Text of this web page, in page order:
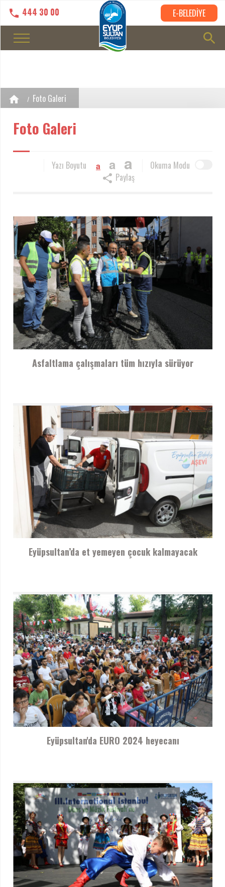
444 30 00 E-BELEDİYE
Foto Galeri
Foto Galeri
Okuma Modu
Yazı Boyutu a a a
Paylaş
Asfaltlama çalışmaları tüm hızıyla sürüyor
Eyüpsultan’da et yemeyen çocuk kalmayacak
Eyüpsultan'da EURO 2024 heyecanı